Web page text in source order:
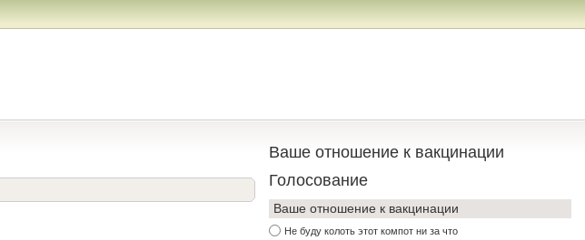
Ваше отношение к вакцинации
Голосование
Ваше отношение к вакцинации
Не буду колоть этот компот ни за что